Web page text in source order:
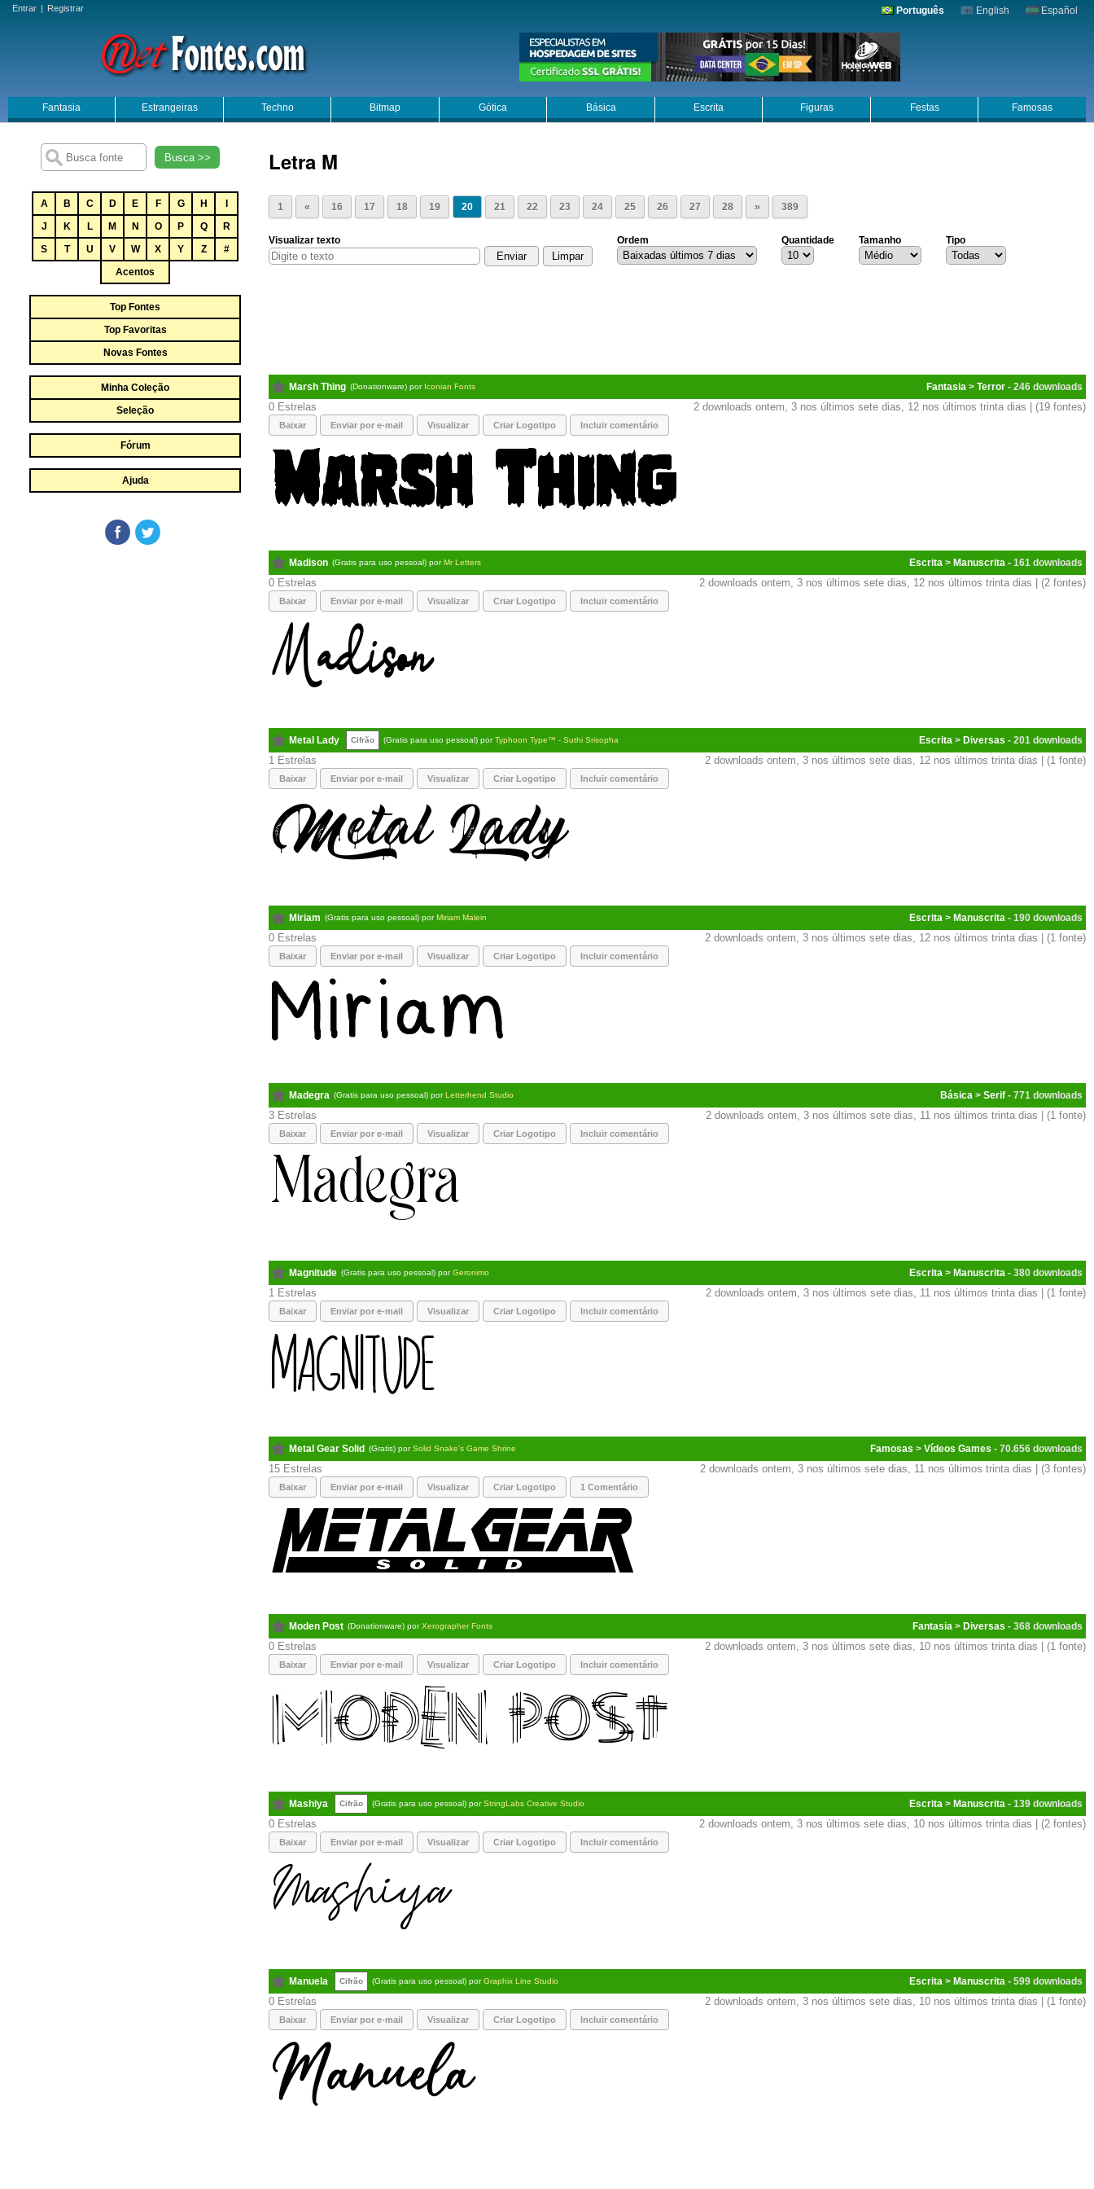
Entrar | Registrar Português English Español
Fantasia Estrangeiras Techno Bitmap Gótica Básica Escrita Figuras Festas Famosas
Busca >>
A B C D E F G H
J
K L M N O P Q
R
S
T U V W X Y Z
#
Acentos
Top Fontes
Top Favoritas
Novas Fontes
Minha Coleção
Seleção
Fórum
Ajuda
Letra M
1 « 16 17 18 19 20 21 22 23 24 25 26 27 28 » 389
Visualizar texto Ordem Quantidade Tamanho Tipo
Marsh Thing (Donationware) por Iconian Fonts Fantasia > Terror - 246
0 2 downloads ontem, 3 nos últimos sete dias, 12 nos últimos trinta dias | (19 fontes)
Baixar Enviar por e-mail Visualizar Criar Logotipo Incluir comentário
Madison (Gratis para uso pessoal) porMr Letters Escrita > Manuscrita - 161
0 2 downloads ontem, 3 nos últimos sete dias, 12 nos últimos trinta dias | (2 fontes)
Baixar Enviar por e-mail Visualizar Criar Logotipo Incluir comentário
Metal Lady Cifrão (Gratis para uso pessoal) porTyphoon Type™ - Suthi Srisopha Escrita > Diversas - 201
1 2 downloads ontem, 3 nos últimos sete dias, 12 nos últimos trinta dias | (1 fonte)
Baixar Enviar por e-mail Visualizar Criar Logotipo Incluir comentário
Miriam (Gratis para uso pessoal) porMiriam Malein Escrita > Manuscrita - 190
0 2 downloads ontem, 3 nos últimos sete dias, 12 nos últimos trinta dias | (1 fonte)
Baixar Enviar por e-mail Visualizar Criar Logotipo Incluir comentário
Madegra (Gratis para uso pessoal) porLetterhend Studio Básica > Serif - 771
3 2 downloads ontem, 3 nos últimos sete dias, 11 nos últimos trinta dias | (1 fonte)
Baixar Enviar por e-mail Visualizar Criar Logotipo Incluir comentário
Magnitude (Gratis para uso pessoal) porGeronimo Escrita > Manuscrita - 380
1 2 downloads ontem, 3 nos últimos sete dias, 11 nos últimos trinta dias | (1 fonte)
Baixar Enviar por e-mail Visualizar Criar Logotipo Incluir comentário
Metal Gear Solid (Gratis) porSolid Snake's Game Shrine Famosas > Vídeos Games - 70.656
15 2 downloads ontem, 3 nos últimos sete dias, 11 nos últimos trinta dias | (3 fontes)
Baixar Enviar por e-mail Visualizar Criar Logotipo 1 Comentário
Moden Post (Donationware) porXerographer Fonts Fantasia > Diversas - 368
0 2 downloads ontem, 3 nos últimos sete dias, 10 nos últimos trinta dias | (1 fonte)
Baixar Enviar por e-mail Visualizar Criar Logotipo Incluir comentário
Mashiya Cifrão (Gratis para uso pessoal) porStringLabs Creative Studio Escrita > Manuscrita - 139
0 2 downloads ontem, 3 nos últimos sete dias, 10 nos últimos trinta dias | (2 fontes)
Baixar Enviar por e-mail Visualizar Criar Logotipo Incluir comentário
Manuela Cifrão (Gratis para uso pessoal) porGraphix Line Studio Escrita > Manuscrita - 599
0 2 downloads ontem, 3 nos últimos sete dias, 10 nos últimos trinta dias | (1 fonte)
Baixar Enviar por e-mail Visualizar Criar Logotipo Incluir comentário